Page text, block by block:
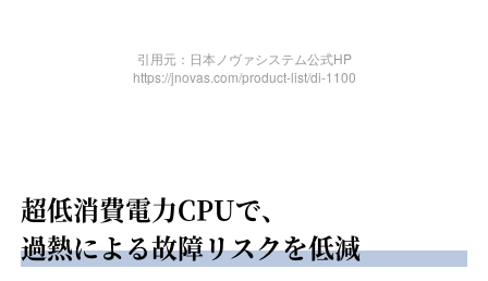
引用元：日本ノヴァシステム公式HP
https://jnovas.com/product-list/di-1100
超低消費電力CPUで、
過熱による故障リスクを低減